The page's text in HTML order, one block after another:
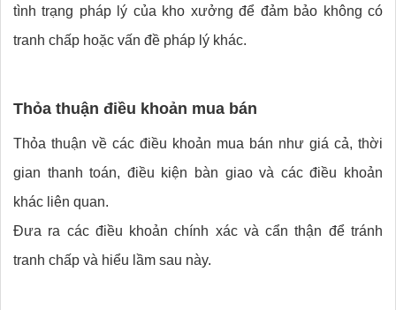
tình trạng pháp lý của kho xưởng để đảm bảo không có
tranh chấp hoặc vấn đề pháp lý khác.
Thỏa thuận điều khoản mua bán
Thỏa thuận về các điều khoản mua bán như giá cả, thời
gian thanh toán, điều kiện bàn giao và các điều khoản
khác liên quan.
Đưa ra các điều khoản chính xác và cẩn thận để tránh
tranh chấp và hiểu lầm sau này.